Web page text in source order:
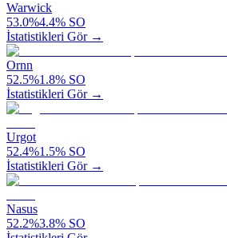
Warwick
53.0%4.4% SO
İstatistikleri Gör →
Ornn
52.5%1.8% SO
İstatistikleri Gör →
Urgot
52.4%1.5% SO
İstatistikleri Gör →
Nasus
52.2%3.8% SO